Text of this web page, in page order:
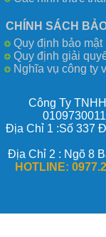
CHÍNH SÁCH
Quy định bảo mật
Quy định giải
Nghĩa vụ công ty
Công Ty
Địa Chỉ 1 :Số 337
Địa Chỉ 2 : Ngõ 8
HOTLINE: